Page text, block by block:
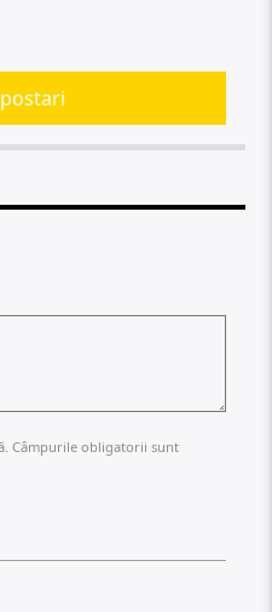
Câmpurile obligatorii sunt